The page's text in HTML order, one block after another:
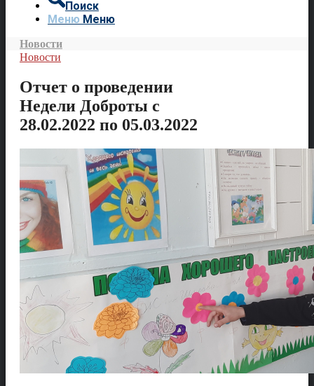
Поиск
Меню Меню
Новости
Новости
Отчет о проведении
Недели Доброты с
28.02.2022 по 05.03.2022